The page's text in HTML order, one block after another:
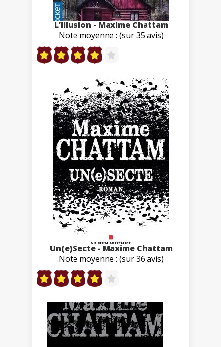
L’Illusion - Maxime Chattam
Note moyenne : (sur 35 avis)
Un(e)Secte - Maxime Chattam
Note moyenne : (sur 36 avis)